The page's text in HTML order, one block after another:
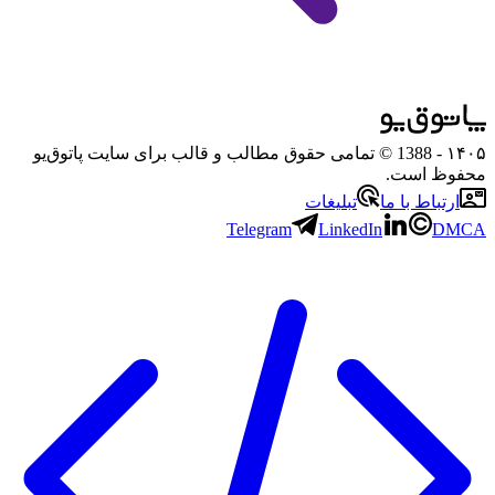
۱۴۰۵
- 1388 © تمامی حقوق مطالب و قالب برای سایت پاتوق‌یو
محفوظ است.
ارتباط با ما
تبلیغات
Telegram
LinkedIn DMCA